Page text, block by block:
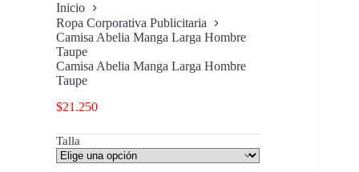
Inicio
Ropa Corporativa Publicitaria
Camisa Abelia Manga Larga Hombre
Taupe
Camisa Abelia Manga Larga Hombre
Taupe
$21.250
Talla